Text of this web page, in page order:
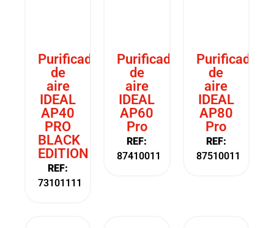
Purificador
de
aire
IDEAL
AP40
PRO
BLACK
EDITION
REF:
73101111
Purificador
de
aire
IDEAL
AP60
Pro
REF:
87410011
Purificador
de
aire
IDEAL
AP80
Pro
REF:
87510011